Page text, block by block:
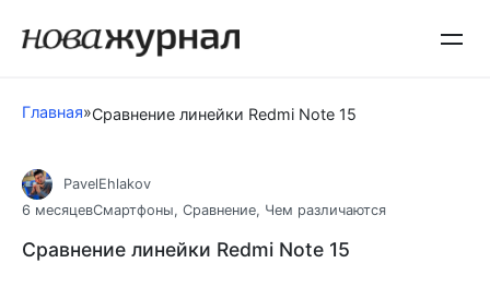
Главная»Сравнение линейки Redmi Note 15
PavelEhlakov
6 месяцевСмартфоны, Сравнение, Чем различаются
Сравнение линейки Redmi Note 15